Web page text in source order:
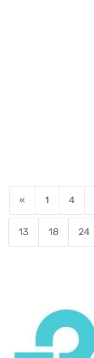
« 1 4
13 18 24